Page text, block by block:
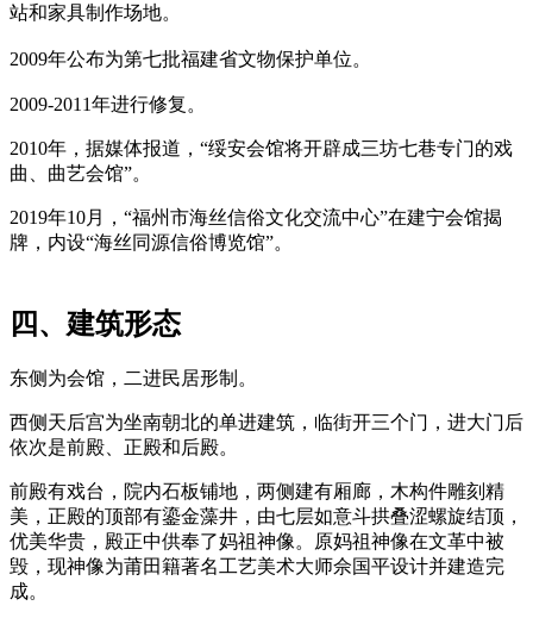
站和家具制作场地。
2009年公布为第七批福建省文物保护单位。
2009-2011年进行修复。
2010年，据媒体报道，“绥安会馆将开辟成三坊七巷专门的戏
曲、曲艺会馆”。
2019年10月，“福州市海丝信俗文化交流中心”在建宁会馆揭
牌，内设“海丝同源信俗博览馆”。
四、建筑形态
东侧为会馆，二进民居形制。
西侧天后宫为坐南朝北的单进建筑，临街开三个门，进大门后
依次是前殿、正殿和后殿。
前殿有戏台，院内石板铺地，两侧建有厢廊，木构件雕刻精
美，正殿的顶部有鎏金藻井，由七层如意斗拱叠涩螺旋结顶，
优美华贵，殿正中供奉了妈祖神像。原妈祖神像在文革中被
毁，现神像为莆田籍著名工艺美术大师佘国平设计并建造完
成。